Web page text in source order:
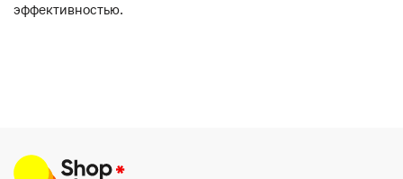
эффективностью.